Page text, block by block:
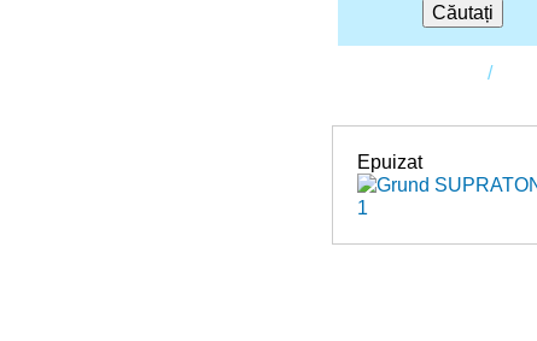
Căutați
Epuizat